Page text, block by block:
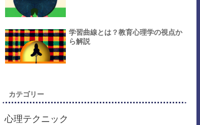
学習曲線とは？教育心理学の視点か
ら解説
カテゴリー
心理テクニック